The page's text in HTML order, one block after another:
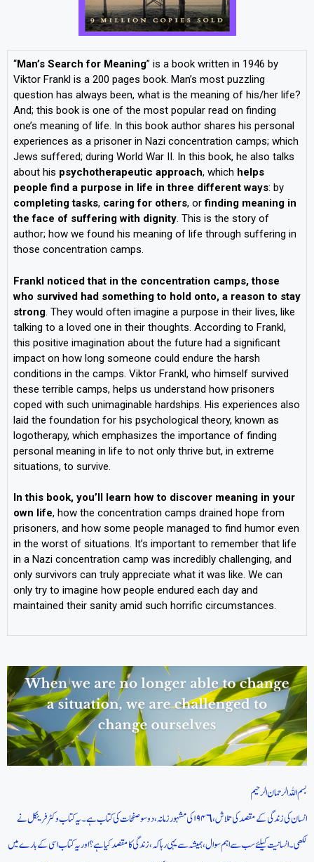
“Man’s Search for Meaning” is a book written in 1946 by
Viktor Frankl is a 200 pages book. Man’s most puzzling
question has always been, what is the meaning of his/her life?
And; this book is one of the most popular read on finding
one’s meaning of life. In this book author shares his personal
experiences as a prisoner in Nazi concentration camps; which
Jews suffered; during World War II. In this book, he also talks
about his psychotherapeutic approach, which helps
people find a purpose in life in three different ways: by
completing tasks, caring for others, orfinding meaning in
the face of suffering with dignity. This is the story of
author; how we found his meaning of life through suffering in
those concentration camps.
Frankl noticed that in the concentration camps, those
who survived had something to hold onto, a reason to stay
strong. They would often imagine a purpose in their lives, like
talking to a loved one in their thoughts. According to Frankl,
this positive imagination about the future had a significant
impact on how long someone could endure the harsh
conditions in the camps. Viktor Frankl, who himself survived
these terrible camps, helps us understand how prisoners
coped with such unimaginable hardships. His experiences also
laid the foundation for his psychological theory, known as
logotherapy, which emphasizes the importance of finding
personal meaning in life to not only thrive but, in extreme
situations, to survive.
In this book, you’ll learn how to discover meaning in your
own life, how the concentration camps drained hope from
prisoners, and how some people managed to find humor even
in the worst of situations. It’s important to remember that life
in a Nazi concentration camp was incredibly challenging, and
only survivors can truly appreciate what it was like. We can
only try to imagine how people endured each day and
maintained their sanity amid such horrific circumstances.
بسم اللہ الرحمان الرحیم
انسان کی زندگی کے مقصد کی تلاش، ۱۹۴٦ کی مشہور زمانہ، دو سو صفحات کی کتاب ہے۔ یہ کتاب وکٹر فرینکل نے
لکھی۔ انسانیت کیلئے سب سے اہم سوال، ہمیشہ سے یہی رہا کہ، زندگی کا مقصد کیا ہے؟ اور یہ کتاب اسی کے بارے میں